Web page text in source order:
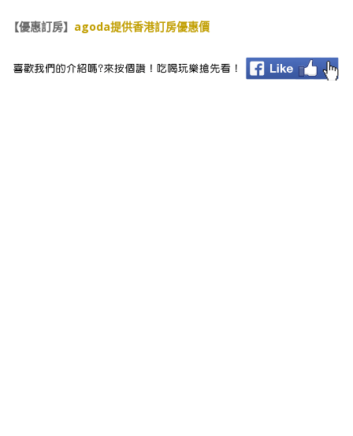
【優惠訂房】 agoda提供香港訂房優惠價